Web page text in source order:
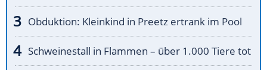
Obduktion: Kleinkind in Preetz ertrank im Pool
Schweinestall in Flammen – über 1.000 Tiere tot